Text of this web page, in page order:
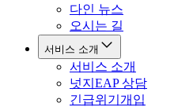
다인 뉴스
오시는 길
서비스 소개
서비스 소개
넛지EAP 상담
긴급위기개입